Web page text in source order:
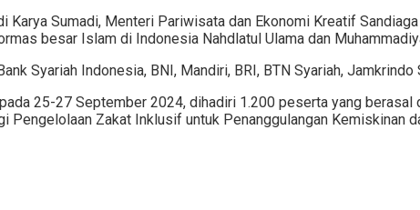
Sumadi, Menteri Pariwisata dan Ekonomi Kreatif
besar Islam di Indonesia Nahdlatul Ulama dan
Syariah Indonesia, BNI, Mandiri, BRI, BTN Syariah,
25-27 September 2024, dihadiri 1.200 peserta yang
Pengelolaan Zakat Inklusif untuk Penanggulangan Kemiskinan